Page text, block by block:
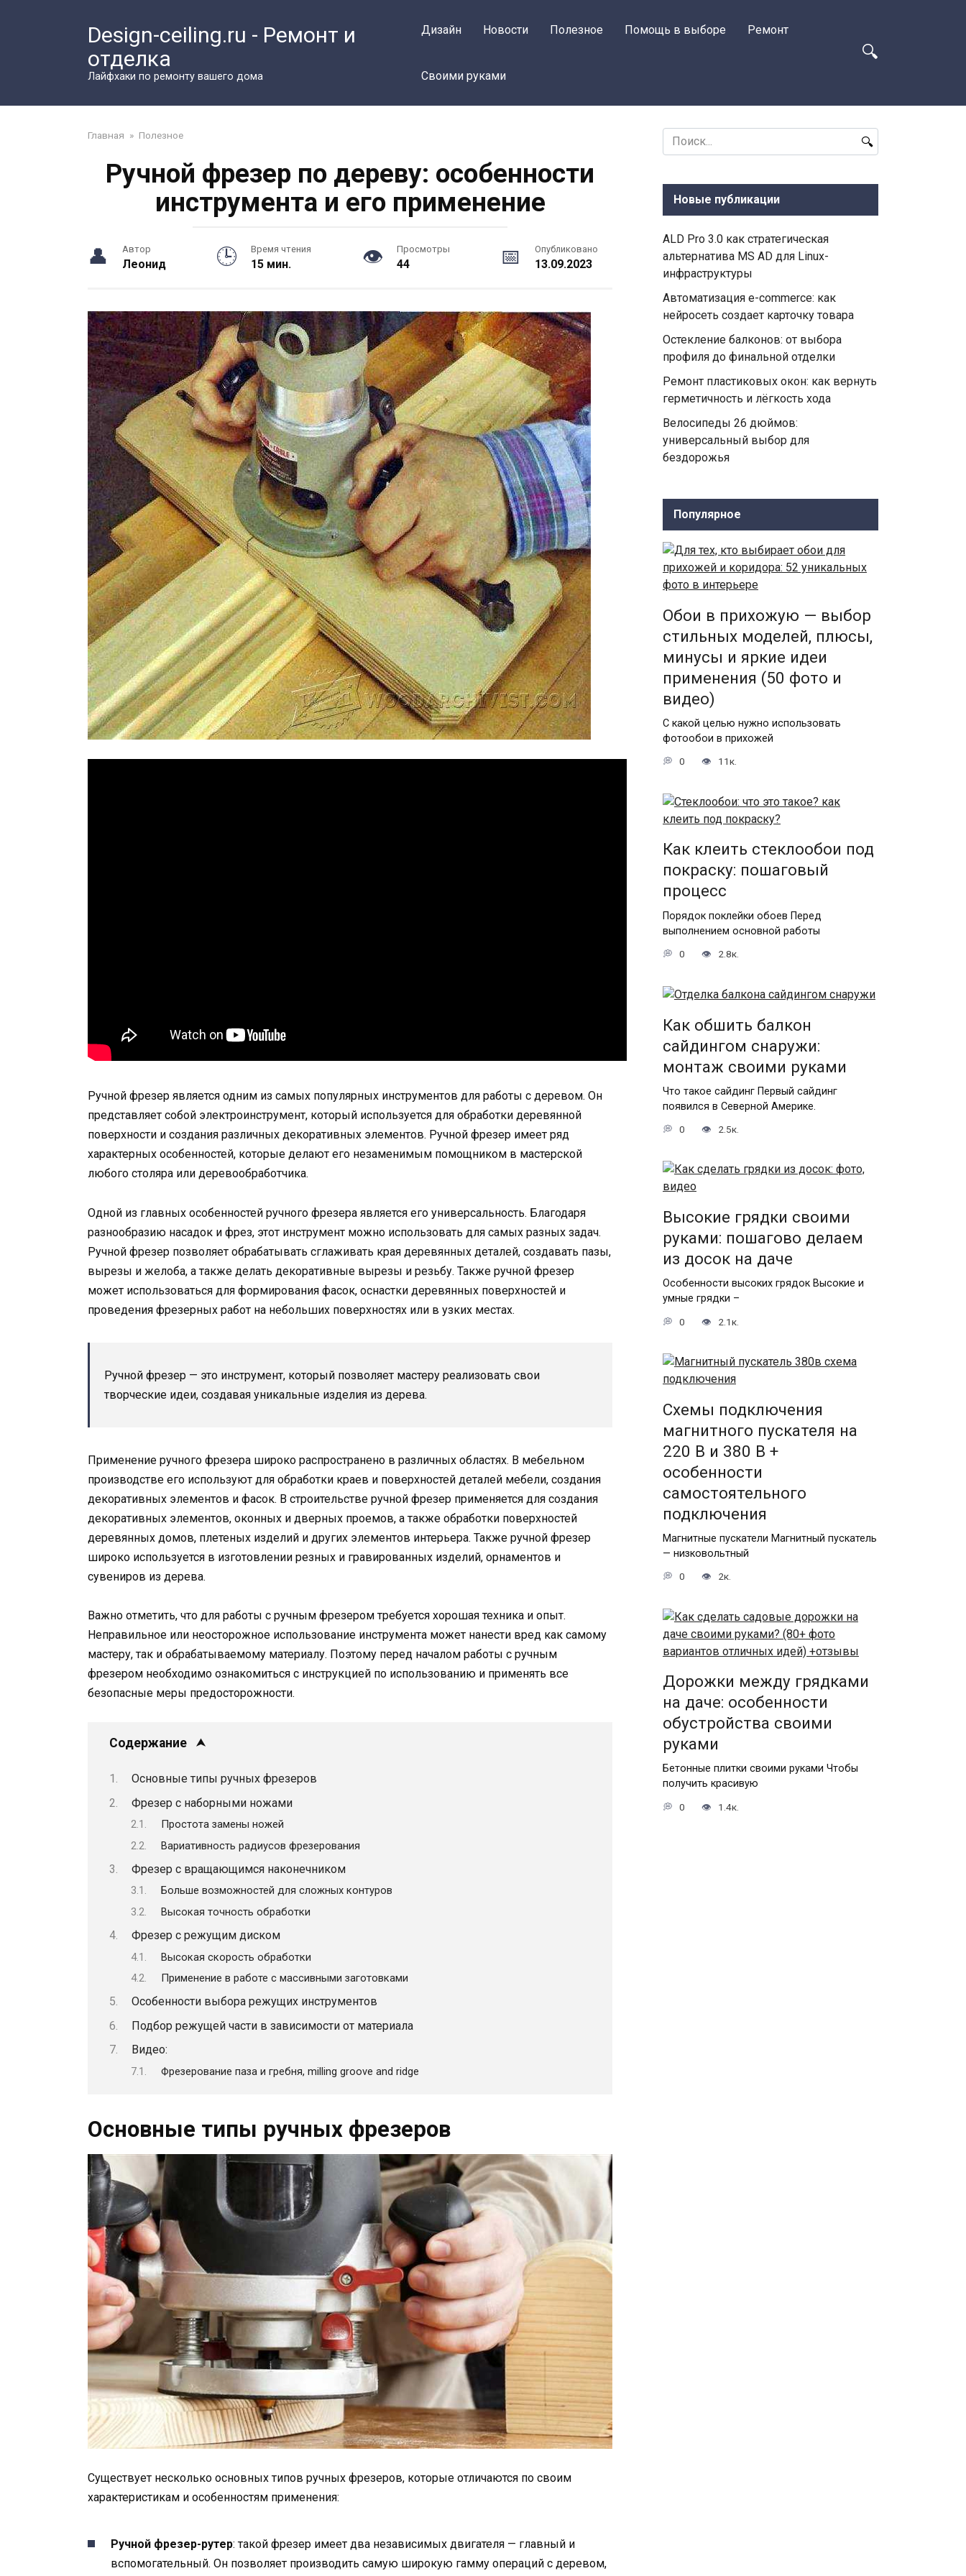
Design-ceiling.ru - Ремонт и
отделка
Лайфхаки по ремонту вашего дома
Дизайн Новости Полезное Помощь в выборе Ремонт
Своими руками
Главная » Полезное
Ручной фрезер по дереву: особенности
инструмента и его применение
Автор
Леонид
Время чтения
15 мин.
Просмотры
44
Опубликовано
13.09.2023
Ручной фрезер является одним из самых популярных инструментов для работы с деревом. Он
представляет собой электроинструмент, который используется для обработки деревянной
поверхности и создания различных декоративных элементов. Ручной фрезер имеет ряд
характерных особенностей, которые делают его незаменимым помощником в мастерской
любого столяра или деревообработчика.
Одной из главных особенностей ручного фрезера является его универсальность. Благодаря
разнообразию насадок и фрез, этот инструмент можно использовать для самых разных задач.
Ручной фрезер позволяет обрабатывать сглаживать края деревянных деталей, создавать пазы,
вырезы и желоба, а также делать декоративные вырезы и резьбу. Также ручной фрезер
может использоваться для формирования фасок, оснастки деревянных поверхностей и
проведения фрезерных работ на небольших поверхностях или в узких местах.
Ручной фрезер — это инструмент, который позволяет мастеру реализовать свои
творческие идеи, создавая уникальные изделия из дерева.
Применение ручного фрезера широко распространено в различных областях. В мебельном
производстве его используют для обработки краев и поверхностей деталей мебели, создания
декоративных элементов и фасок. В строительстве ручной фрезер применяется для создания
декоративных элементов, оконных и дверных проемов, а также обработки поверхностей
деревянных домов, плетеных изделий и других элементов интерьера. Также ручной фрезер
широко используется в изготовлении резных и гравированных изделий, орнаментов и
сувениров из дерева.
Важно отметить, что для работы с ручным фрезером требуется хорошая техника и опыт.
Неправильное или неосторожное использование инструмента может нанести вред как самому
мастеру, так и обрабатываемому материалу. Поэтому перед началом работы с ручным
фрезером необходимо ознакомиться с инструкцией по использованию и применять все
безопасные меры предосторожности.
Содержание
Основные типы ручных фрезеров
Фрезер с наборными ножами
Простота замены ножей
Вариативность радиусов фрезерования
Фрезер с вращающимся наконечником
Больше возможностей для сложных контуров
Высокая точность обработки
Фрезер с режущим диском
Высокая скорость обработки
Применение в работе с массивными заготовками
Особенности выбора режущих инструментов
Подбор режущей части в зависимости от материала
Видео:
Фрезерование паза и гребня, milling groove and ridge
Основные типы ручных фрезеров
Существует несколько основных типов ручных фрезеров, которые отличаются по своим
характеристикам и особенностям применения:
Ручной фрезер-рутер: такой фрезер имеет два независимых двигателя — главный и
вспомогательный. Он позволяет производить самую широкую гамму операций с деревом,
Search
for:
Новые публикации
ALD Pro 3.0 как стратегическая
альтернатива MS AD для Linux-
инфраструктуры
Автоматизация e-commerce: как
нейросеть создает карточку товара
Остекление балконов: от выбора
профиля до финальной отделки
Ремонт пластиковых окон: как вернуть
герметичность и лёгкость хода
Велосипеды 26 дюймов:
универсальный выбор для
бездорожья
Популярное
Обои в прихожую — выбор
стильных моделей, плюсы,
минусы и яркие идеи
применения (50 фото и
видео)
С какой целью нужно использовать
фотообои в прихожей
0 11к.
Как клеить стеклообои под
покраску: пошаговый
процесс
Порядок поклейки обоев Перед
выполнением основной работы
0 2.8к.
Как обшить балкон
сайдингом снаружи:
монтаж своими руками
Что такое сайдинг Первый сайдинг
появился в Северной Америке.
0 2.5к.
Высокие грядки своими
руками: пошагово делаем
из досок на даче
Особенности высоких грядок Высокие и
умные грядки –
0 2.1к.
Схемы подключения
магнитного пускателя на
220 В и 380 В +
особенности
самостоятельного
подключения
Магнитные пускатели Магнитный пускатель
— низковольтный
0 2к.
Дорожки между грядками
на даче: особенности
обустройства своими
руками
Бетонные плитки своими руками Чтобы
получить красивую
0 1.4к.